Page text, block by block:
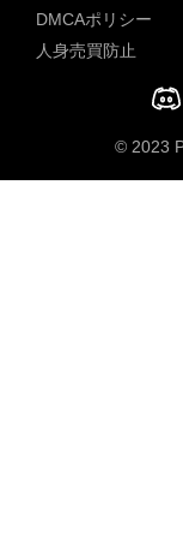
DMCAポリシー
人身売買防止
© 2023